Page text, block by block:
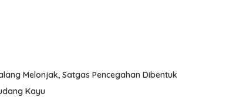
Melonjak, Satgas Pencegahan Dibentuk
Kayu